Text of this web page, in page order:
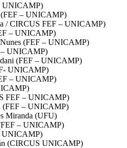
UNICAMP)
(FEF – UNICAMP)
/ CIRCUS FEF – UNICAMP)
– UNICAMP)
(FEF – UNICAMP)
– UNICAMP)
(FEF – UNICAMP)
UNICAMP)
– UNICAMP)
FEF – UNICAMP)
(FEF – UNICAMP)
Miranda (UFU)
– UNICAMP)
UNICAMP)
(CIRCUS UNICAMP)